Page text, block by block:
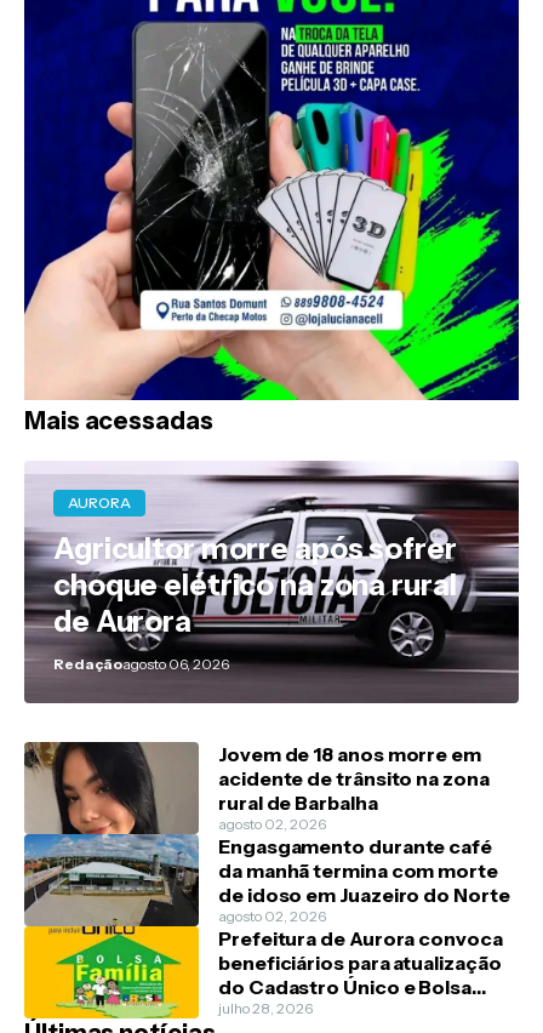
Mais acessadas
AURORA
Agricultor morre após sofrer
choque elétrico na zona rural
de Aurora
Redaçãoagosto 06, 2026
Jovem de 18 anos morre em
acidente de trânsito na zona
rural de Barbalha
agosto 02, 2026
Engasgamento durante café
da manhã termina com morte
de idoso em Juazeiro do Norte
agosto 02, 2026
Prefeitura de Aurora convoca
beneficiários para atualização
do Cadastro Único e Bolsa
Família
julho 28, 2026